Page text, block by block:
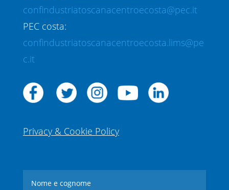
confindustriatoscanacentroecosta@pec.it
PEC costa:
confindustriatoscanacentroecosta.lims@pe
c.it
Privacy & Cookie Policy